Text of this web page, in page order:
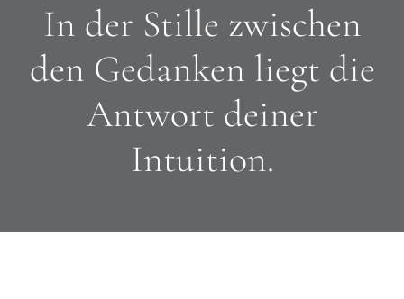
In der Stille zwischen
den Gedanken liegt die
Antwort deiner
Intuition.